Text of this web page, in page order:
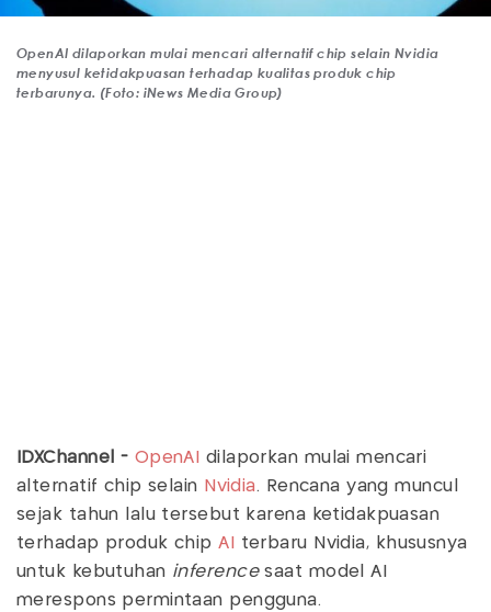
OpenAI dilaporkan mulai mencari alternatif chip selain Nvidia
menyusul ketidakpuasan terhadap kualitas produk chip
terbarunya. (Foto: iNews Media Group)
IDXChannel - OpenAI
dilaporkan mulai mencari
alternatif chip selain Nvidia . Rencana yang muncul
sejak tahun lalu tersebut karena ketidakpuasan
terhadap produk chipAI
terbaru Nvidia, khususnya
untuk kebutuhan inferencesaat model AI
merespons permintaan pengguna.